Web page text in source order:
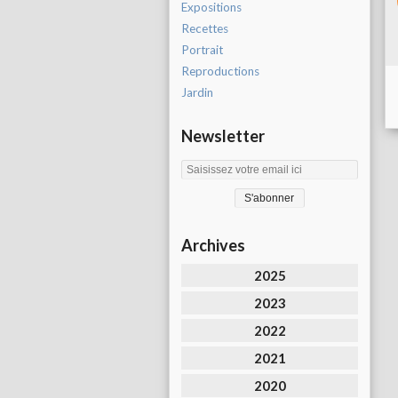
Expositions
Recettes
Portrait
Reproductions
Jardin
Newsletter
Archives
2025
2023
2022
2021
2020